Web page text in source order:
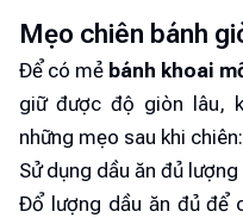
Mẹo chiên bánh
Để có mẻ bánh khoai
giữ được độ giòn lâu,
những mẹo sau khi chiên:
Sử dụng dầu ăn đủ
Đổ lượng dầu ăn đủ để